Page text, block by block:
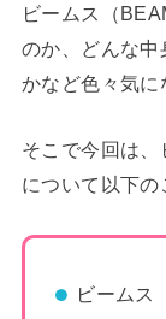
ビームス（
のか、どんな
かなど色々気に
そこで今回は
について以下の
ビームス